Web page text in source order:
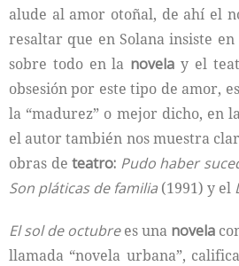
alude al amor otoñal, de ahí el
resaltar que en Solana insiste en
sobre todo en la novela y el
obsesión por este tipo de amor,
la “madurez” o mejor dicho, en
el autor también nos muestra
obras de teatro: Pudo haber
Son pláticas de familia (1991) y el
El sol de octubrees una novela
llamada “novela urbana”,